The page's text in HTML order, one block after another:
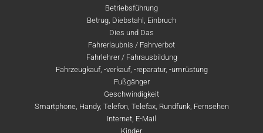
Betriebsführung
Betrug, Diebstahl, Einbruch
Dies und Das
Fahrerlaubnis / Fahrverbot
Fahrlehrer / Fahrausbildung
Fahrzeugkauf, -verkauf, -reparatur, -umrüstung
Fußgänger
Geschwindigkeit
Smartphone, Handy, Telefon, Telefax, Rundfunk, Fernsehen
Internet, E-Mail
Kinder